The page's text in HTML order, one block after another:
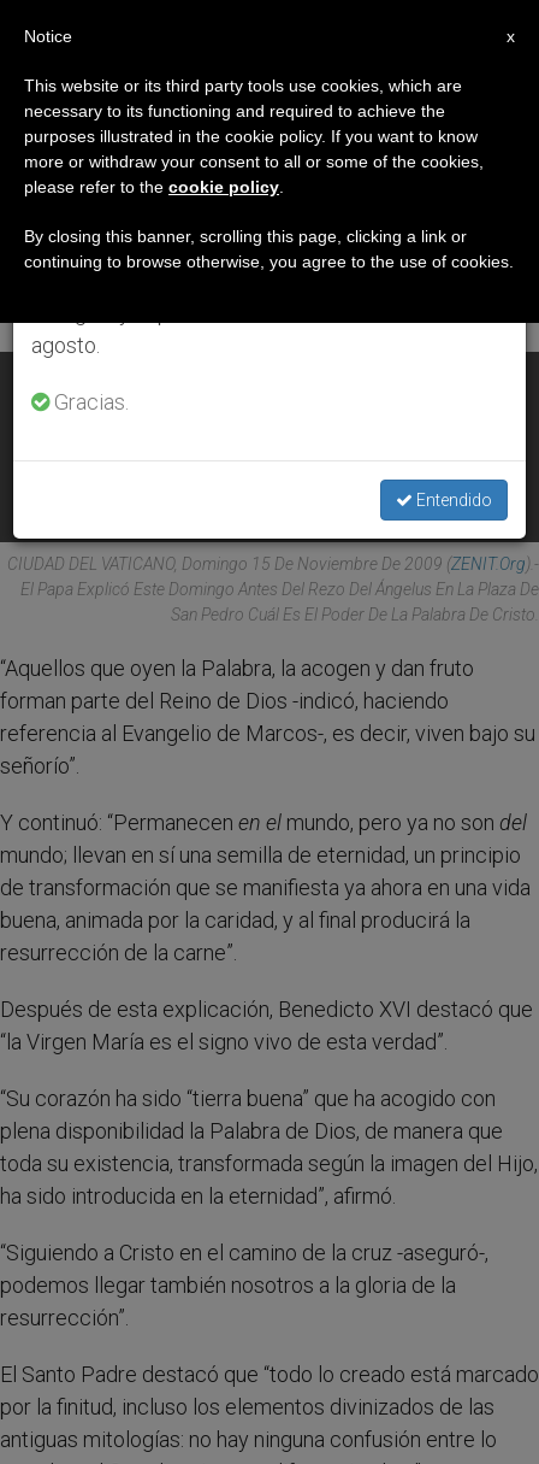
DÍA
Noviembre 15th, 2009
ÚLTIMAS NOTICIAS
NOV 15, 2009 00:00
CIUDAD DEL VATICANO, Domingo 15 De Noviembre De 2009 (ZENIT.org).-
El Papa Explicó Este Domingo Antes Del Rezo Del Ángelus En La Plaza De
San Pedro Cuál Es El Poder De La Palabra De Cristo.
“Aquellos que oyen la Palabra, la acogen y dan fruto
forman parte del Reino de Dios -indicó, haciendo
referencia al Evangelio de Marcos-, es decir, viven bajo su
señorío”.
Y continuó: “Permanecen en el mundo, pero ya no son del
mundo; llevan en sí una semilla de eternidad, un principio
de transformación que se manifiesta ya ahora en una vida
buena, animada por la caridad, y al final producirá la
resurrección de la carne”.
Después de esta explicación, Benedicto XVI destacó que
“la Virgen María es el signo vivo de esta verdad”.
“Su corazón ha sido “tierra buena” que ha acogido con
plena disponibilidad la Palabra de Dios, de manera que
toda su existencia, transformada según la imagen del Hijo,
ha sido introducida en la eternidad”, afirmó.
“Siguiendo a Cristo en el camino de la cruz -aseguró-,
podemos llegar también nosotros a la gloria de la
resurrección”.
El Santo Padre destacó que “todo lo creado está marcado
por la finitud, incluso los elementos divinizados de las
antiguas mitologías: no hay ninguna confusión entre lo
×
Aviso importante
Del 27 de julio al 7 de agosto haremos la pausa
anual, aprovechando que en el periodo de verano
se generan menos informaciones y también el
agosto.
Gracias.
Entendido
x
Notice
This website or its third party tools use cookies, which are
necessary to its functioning and required to achieve the
purposes illustrated in the cookie policy. If you want to know
more or withdraw your consent to all or some of the cookies,
please refer to the cookie policy
By closing this banner, scrolling this page, clicking a link or
continuing to browse otherwise, you agree to the use of cookies.